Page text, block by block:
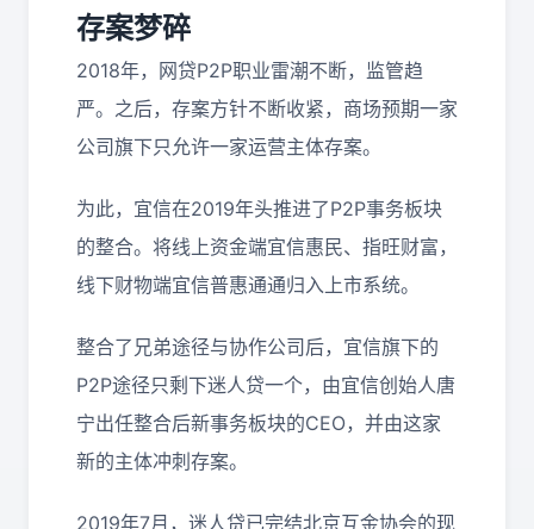
存案梦碎
2018年，网贷P2P职业雷潮不断，监管趋
严。之后，存案方针不断收紧，商场预期一家
公司旗下只允许一家运营主体存案。
为此，宜信在2019年头推进了P2P事务板块
的整合。将线上资金端宜信惠民、指旺财富，
线下财物端宜信普惠通通归入上市系统。
整合了兄弟途径与协作公司后，宜信旗下的
P2P途径只剩下迷人贷一个，由宜信创始人唐
宁出任整合后新事务板块的CEO，并由这家
新的主体冲刺存案。
2019年7月，迷人贷已完结北京互金协会的现